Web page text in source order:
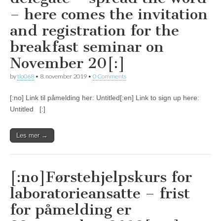
– here comes the invitation
and registration for the
breakfast seminar on
November 20[:]
bytlo068 • 8. november 2019 • 0 Comments
[:no] Link til påmelding her: Untitled[:en] Link to sign up here:
Untitled [:]
Les mer →
[:no]Førstehjelpskurs for
laboratorieansatte – frist
for påmelding er